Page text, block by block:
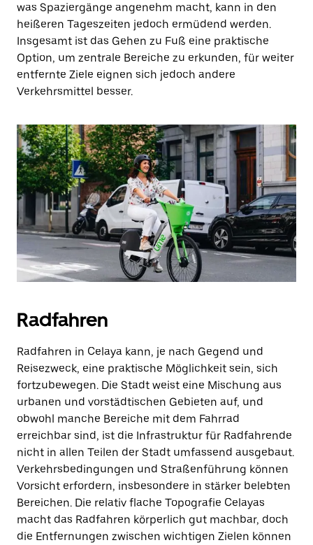
was Spaziergänge angenehm macht, kann in den
heißeren Tageszeiten jedoch ermüdend werden.
Insgesamt ist das Gehen zu Fuß eine praktische
Option, um zentrale Bereiche zu erkunden, für weiter
entfernte Ziele eignen sich jedoch andere
Verkehrsmittel besser.
Radfahren
Radfahren in Celaya kann, je nach Gegend und
Reisezweck, eine praktische Möglichkeit sein, sich
fortzubewegen. Die Stadt weist eine Mischung aus
urbanen und vorstädtischen Gebieten auf, und
obwohl manche Bereiche mit dem Fahrrad
erreichbar sind, ist die Infrastruktur für Radfahrende
nicht in allen Teilen der Stadt umfassend ausgebaut.
Verkehrsbedingungen und Straßenführung können
Vorsicht erfordern, insbesondere in stärker belebten
Bereichen. Die relativ flache Topografie Celayas
macht das Radfahren körperlich gut machbar, doch
die Entfernungen zwischen wichtigen Zielen können